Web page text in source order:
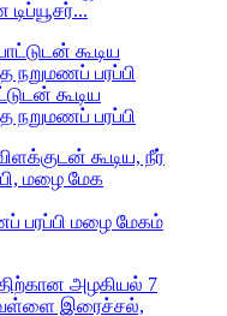
கூடிய
பரப்பி
பரப்பி மழை மேகம்